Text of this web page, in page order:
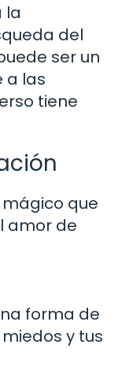
la
del
ser un
a las
tiene
que
amor de
forma de
y tus